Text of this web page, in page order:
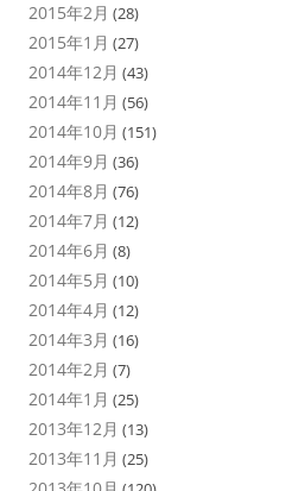
2015年2月 (28)
2015年1月 (27)
2014年12月 (43)
2014年11月 (56)
2014年10月 (151)
2014年9月 (36)
2014年8月 (76)
2014年7月 (12)
2014年6月 (8)
2014年5月 (10)
2014年4月 (12)
2014年3月 (16)
2014年2月 (7)
2014年1月 (25)
2013年12月 (13)
2013年11月 (25)